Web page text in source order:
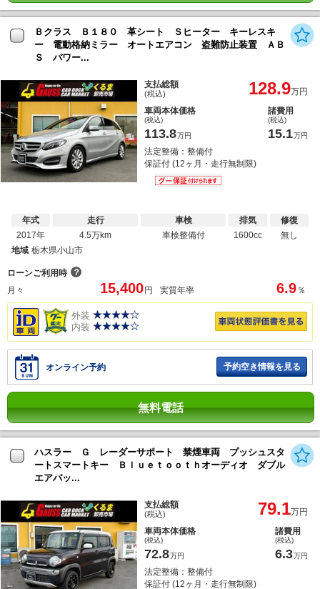
Ｂクラス Ｂ１８０ 革シート Ｓヒーター キーレスキ
ー 電動格納ミラー オートエアコン 盗難防止装置 ＡＢ
Ｓ パワー...
支払総額
(税込) 128.9万円
車両本体価格
(税込)
113.8万円
諸費用
(税込)
15.1万円
法定整備：整備付
保証付 (12ヶ月・走行無制限)
年式
2017年
走行
4.5万km
車検
車検整備付
排気
1600cc
修復
無し
地域 栃木県小山市
ローンご利用時 ？
月々
15,400 円 実質年率 6.9 ％
外装
内装
オンライン予約 予約空き情報を見る
無料電話
ハスラー Ｇ レーダーサポート 禁煙車両 プッシュスタ
ートスマートキー Ｂｌｕｅｔｏｏｔｈオーディオ ダブル
エアバッ...
支払総額
(税込) 79.1万円
車両本体価格
(税込)
72.8万円
諸費用
(税込)
6.3万円
法定整備：整備付
保証付 (12ヶ月・走行無制限)